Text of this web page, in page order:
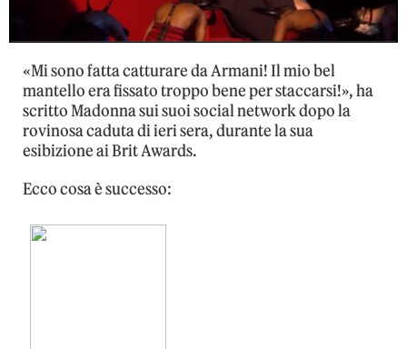
«Mi sono fatta catturare da Armani! Il mio bel
mantello era fissato troppo bene per staccarsi!», ha
scritto Madonna sui suoi social network dopo la
rovinosa caduta di ieri sera, durante la sua
esibizione ai Brit Awards.
Ecco cosa è successo: